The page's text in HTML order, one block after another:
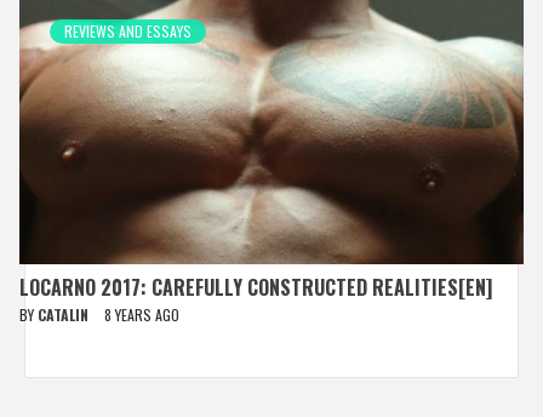
REVIEWS AND ESSAYS
LOCARNO 2017: CAREFULLY CONSTRUCTED REALITIES[EN]
BY CATALIN 8 YEARS AGO